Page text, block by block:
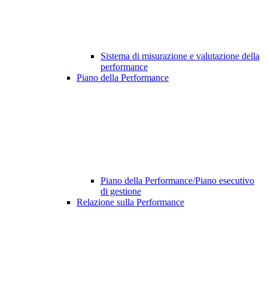
Sistema di misurazione e valutazione della
performance
Piano della Performance
Piano della Performance/Piano esecutivo
di gestione
Relazione sulla Performance